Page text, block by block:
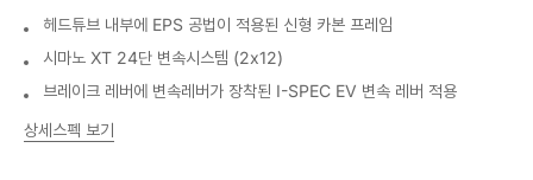
헤드튜브 내부에 EPS 공법이 적용된 신형 카본 프레임
시마노 XT 24단 변속시스템 (2x12)
브레이크 레버에 변속레버가 장착된 I-SPEC EV 변속 레버 적용
상세스펙 보기